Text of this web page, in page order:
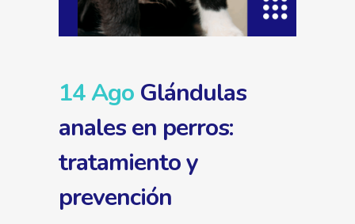
14 Ago Glándulas
anales en perros:
tratamiento y
prevención